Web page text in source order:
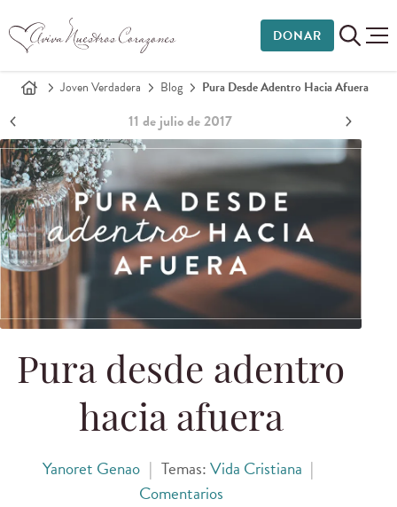
DONAR
Joven Verdadera Blog Pura Desde Adentro Hacia Afuera
11 de julio de 2017
Pura desde adentro
hacia afuera
Yanoret Genao | Temas:Vida Cristiana |
Comentarios